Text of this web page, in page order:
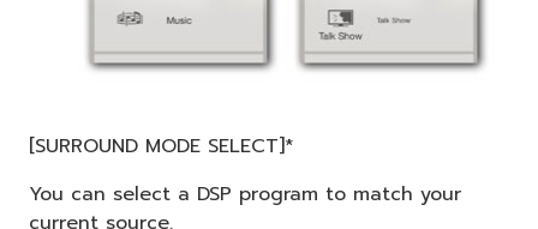
[SURROUND MODE SELECT]*
You can select a DSP program to match your
current source.